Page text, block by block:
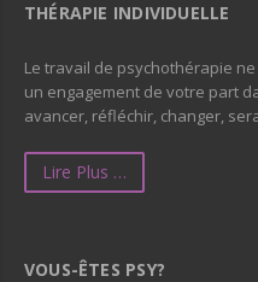
THÉRAPIE INDIVIDUELLE
Le travail de psychothérapie
un engagement de votre part
avancer, réfléchir, changer,
Lire Plus …
VOUS-ÊTES PSY?